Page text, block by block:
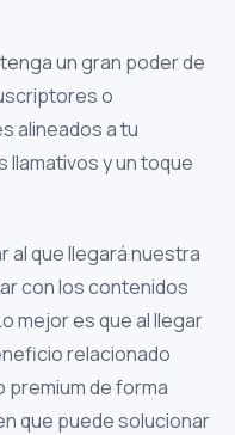
un gran poder de
o
alineados a tu
llamativos y un toque
al que llegará nuestra
con los contenidos
mejor es que al llegar
relacionado
premium de forma
que puede solucionar